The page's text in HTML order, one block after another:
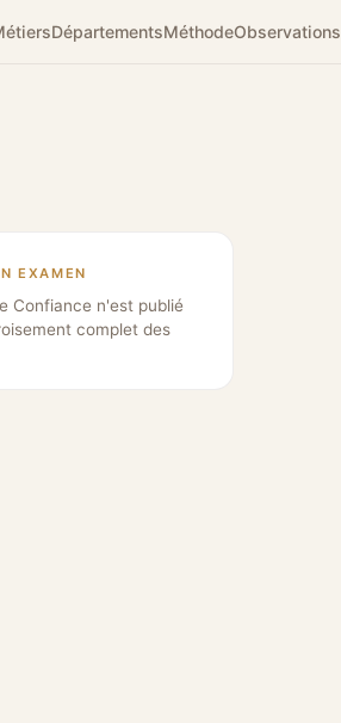
DépartementsMéthodeObservations
EXAMEN
Confiance n'est publié
complet des